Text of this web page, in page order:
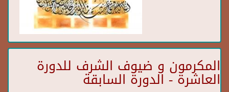
المكرمون و ضيوف الشرف للدورة
العاشرة - الدورة السابقة